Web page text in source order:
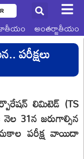
అంతర్జాతీయం
పరీక్షలు
లిమిటెడ్‌ (TS
31న జరుగాల్సిన
పరీక్ష వాయిదా